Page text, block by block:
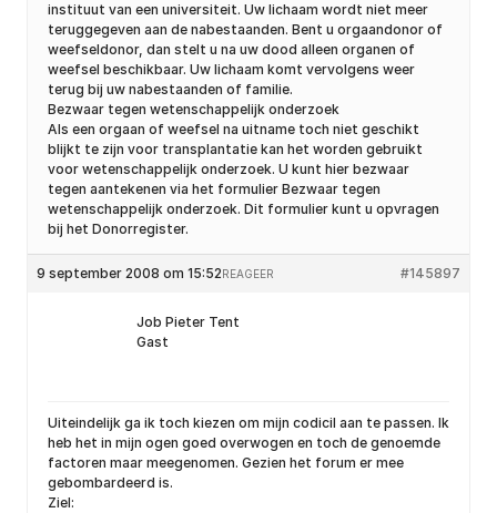
instituut van een universiteit. Uw lichaam wordt niet meer
teruggegeven aan de nabestaanden. Bent u orgaandonor of
weefseldonor, dan stelt u na uw dood alleen organen of
weefsel beschikbaar. Uw lichaam komt vervolgens weer
terug bij uw nabestaanden of familie.
Bezwaar tegen wetenschappelijk onderzoek
Als een orgaan of weefsel na uitname toch niet geschikt
blijkt te zijn voor transplantatie kan het worden gebruikt
voor wetenschappelijk onderzoek. U kunt hier bezwaar
tegen aantekenen via het formulier Bezwaar tegen
wetenschappelijk onderzoek. Dit formulier kunt u opvragen
bij het Donorregister.
9 september 2008 om 15:52 #145897
REAGEER
Job Pieter Tent
Gast
Uiteindelijk ga ik toch kiezen om mijn codicil aan te passen. Ik
heb het in mijn ogen goed overwogen en toch de genoemde
factoren maar meegenomen. Gezien het forum er mee
gebombardeerd is.
Ziel: